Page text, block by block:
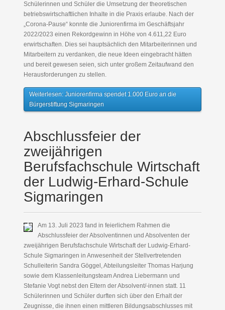
Schülerinnen und Schüler die Umsetzung der theoretischen
betriebswirtschaftlichen Inhalte in die Praxis erlaube. Nach der
„Corona-Pause“ konnte die Juniorenfirma im Geschäftsjahr
2022/2023 einen Rekordgewinn in Höhe von 4.611,22 Euro
erwirtschaften. Dies sei hauptsächlich den Mitarbeiterinnen und
Mitarbeitern zu verdanken, die neue Ideen eingebracht hätten
und bereit gewesen seien, sich unter großem Zeitaufwand den
Herausforderungen zu stellen.
Weiterlesen: Juniorenfirma spendet 1.000 Euro an die
Bürgerstiftung Sigmaringen
Abschlussfeier der
zweijährigen
Berufsfachschule Wirtschaft
der Ludwig-Erhard-Schule
Sigmaringen
Am 13. Juli 2023 fand in feierlichem Rahmen die
Abschlussfeier der Absolventinnen und Absolventen der
zweijährigen Berufsfachschule Wirtschaft der Ludwig-Erhard-
Schule Sigmaringen in Anwesenheit der Stellvertretenden
Schulleiterin Sandra Göggel, Abteilungsleiter Thomas Harjung
sowie dem Klassenleitungsteam Andrea Liebermann und
Stefanie Vogt nebst den Eltern der Absolvent/-innen statt. 11
Schülerinnen und Schüler durften sich über den Erhalt der
Zeugnisse, die ihnen einen mittleren Bildungsabschlusses mit